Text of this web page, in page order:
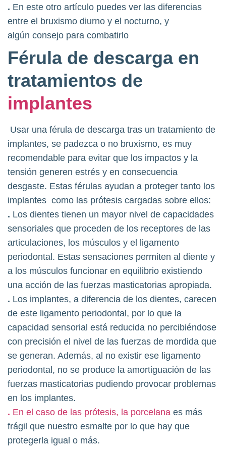
. En este otro artículo puedes ver las diferencias
entre el bruxismo diurno y el nocturno, y
algún consejo para combatirlo
Férula de descarga en
tratamientos de
implantes
Usar una férula de descarga tras un tratamiento de
implantes, se padezca o no bruxismo, es muy
recomendable para evitar que los impactos y la
tensión generen estrés y en consecuencia
desgaste. Estas férulas ayudan a proteger tanto los
implantes como las prótesis cargadas sobre ellos:
. Los dientes tienen un mayor nivel de capacidades
sensoriales que proceden de los receptores de las
articulaciones, los músculos y el ligamento
periodontal. Estas sensaciones permiten al diente y
a los músculos funcionar en equilibrio existiendo
una acción de las fuerzas masticatorias apropiada.
. Los implantes, a diferencia de los dientes, carecen
de este ligamento periodontal, por lo que la
capacidad sensorial está reducida no percibiéndose
con precisión el nivel de las fuerzas de mordida que
se generan. Además, al no existir ese ligamento
periodontal, no se produce la amortiguación de las
fuerzas masticatorias pudiendo provocar problemas
en los implantes.
. En el caso de las prótesis, la porcelana es más
frágil que nuestro esmalte por lo que hay que
protegerla igual o más.